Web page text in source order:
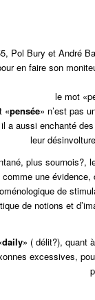
Pol Bury et André
en faire son
le mot
«pensée» n’est pas
a aussi enchanté
leur
plus sournois?,
comme une
de
de no­tions et
daily» ( délit?), quant
excessives,